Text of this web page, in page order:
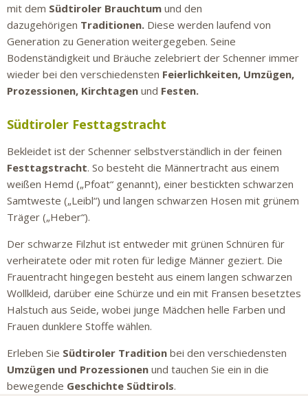
mit dem Südtiroler Brauchtum und den
dazugehörigen Traditionen. Diese werden laufend von
Generation zu Generation weitergegeben. Seine
Bodenständigkeit und Bräuche zelebriert der Schenner immer
wieder bei den verschiedensten Feierlichkeiten, Umzügen,
Prozessionen, Kirchtagen und Festen.
Südtiroler Festtagstracht
Bekleidet ist der Schenner selbstverständlich in der feinen
Festtagstracht. So besteht die Männertracht aus einem
weißen Hemd („Pfoat“ genannt), einer bestickten schwarzen
Samtweste („Leibl“) und langen schwarzen Hosen mit grünem
Träger („Heber“).
Der schwarze Filzhut ist entweder mit grünen Schnüren für
verheiratete oder mit roten für ledige Männer geziert. Die
Frauentracht hingegen besteht aus einem langen schwarzen
Wollkleid, darüber eine Schürze und ein mit Fransen besetztes
Halstuch aus Seide, wobei junge Mädchen helle Farben und
Frauen dunklere Stoffe wählen.
Erleben Sie Südtiroler Tradition bei den verschiedensten
Umzügen und Prozessionen und tauchen Sie ein in die
bewegende Geschichte Südtirols.